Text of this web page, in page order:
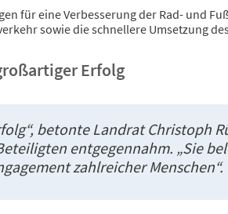
für eine Verbesserung der Rad- und
sowie die schnellere Umsetzung
Erfolg
betonte Landrat Christoph
entgegennahm. „Sie
zahlreicher Menschen“.